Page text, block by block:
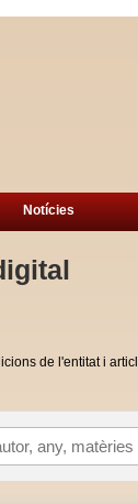
Notícies
de l'entitat i